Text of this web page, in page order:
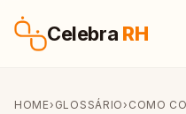
Celebra RH
HOME› GLOSSÁRIO› COMO